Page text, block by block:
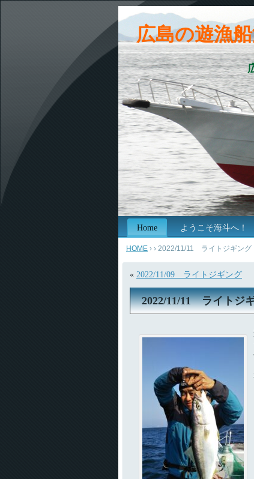
広島の遊漁
Home ようこそ海斗へ！
HOME › › 2022/11/11 ライトジギング
« 2022/11/09 ライトジギング
2022/11/11 ライトジ